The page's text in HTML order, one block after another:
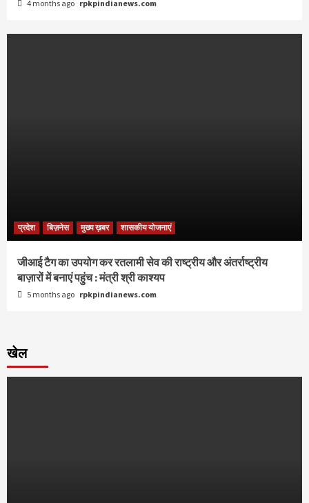
4 months ago rpkpindianews.com
प्रदेश बिज़नेस मुख्य ख़बर शासकीय योजनाएं
जीआई टैग का उपयोग कर रतलामी सेव की राष्ट्रीय और अंतर्राष्ट्रीय
बाज़ारों में बनाएं पहुंच : मंत्री श्री काश्यप
5 months ago rpkpindianews.com
खेल